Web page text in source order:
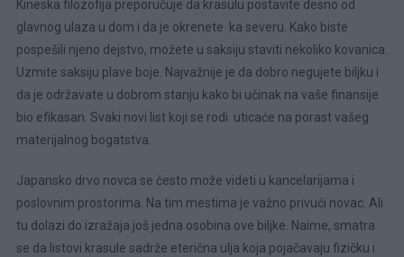
Kineska filozofija preporučuje da krasulu postavite desno od
glavnog ulaza u dom i da je okrenete ka severu. Kako biste
pospešili njeno dejstvo, možete u saksiju staviti nekoliko kovanica.
Uzmite saksiju plave boje. Najvažnije je da dobro negujete biljku i
da je održavate u dobrom stanju kako bi učinak na vaše finansije
bio efikasan. Svaki novi list koji se rodi uticaće na porast vašeg
materijalnog bogatstva.
Japansko drvo novca se često može videti u kancelarijama i
poslovnim prostorima. Na tim mestima je važno privući novac. Ali
tu dolazi do izražaja još jedna osobina ove biljke. Naime, smatra
se da listovi krasule sadrže eterična ulja koja pojačavaju fizičku i